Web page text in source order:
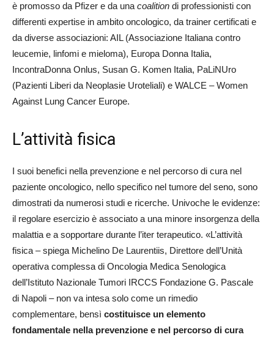
è promosso da Pfizer e da una coalition di professionisti con
differenti expertise in ambito oncologico, da trainer certificati e
da diverse associazioni: AIL (Associazione Italiana contro
leucemie, linfomi e mieloma), Europa Donna Italia,
IncontraDonna Onlus, Susan G. Komen Italia, PaLiNUro
(Pazienti Liberi da Neoplasie Uroteliali) e WALCE – Women
Against Lung Cancer Europe.
L’attività fisica
I suoi benefici nella prevenzione e nel percorso di cura nel
paziente oncologico, nello specifico nel tumore del seno, sono
dimostrati da numerosi studi e ricerche. Univoche le evidenze:
il regolare esercizio è associato a una minore insorgenza della
malattia e a sopportare durante l’iter terapeutico. «L’attività
fisica – spiega Michelino De Laurentiis, Direttore dell’Unità
operativa complessa di Oncologia Medica Senologica
dell’Istituto Nazionale Tumori IRCCS Fondazione G. Pascale
di Napoli – non va intesa solo come un rimedio
complementare, bensì costituisce un elemento
fondamentale nella prevenzione e nel percorso di cura